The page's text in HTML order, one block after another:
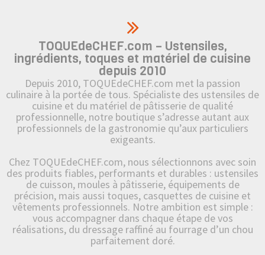
TOQUEdeCHEF.com – Ustensiles,
ingrédients, toques et matériel de cuisine
depuis 2010
Depuis 2010, TOQUEdeCHEF.com met la passion
culinaire à la portée de tous. Spécialiste des ustensiles de
cuisine et du matériel de pâtisserie de qualité
professionnelle, notre boutique s’adresse autant aux
professionnels de la gastronomie qu’aux particuliers
exigeants.
Chez TOQUEdeCHEF.com, nous sélectionnons avec soin
des produits fiables, performants et durables : ustensiles
de cuisson, moules à pâtisserie, équipements de
précision, mais aussi toques, casquettes de cuisine et
vêtements professionnels. Notre ambition est simple :
vous accompagner dans chaque étape de vos
réalisations, du dressage raffiné au fourrage d’un chou
parfaitement doré.